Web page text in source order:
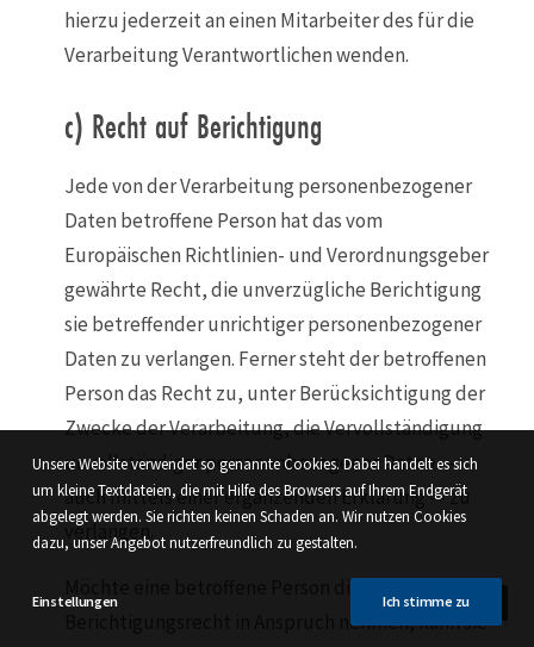
hierzu jederzeit an einen Mitarbeiter des für die
Verarbeitung Verantwortlichen wenden.
c) Recht auf Berichtigung
Jede von der Verarbeitung personenbezogener
Daten betroffene Person hat das vom
Europäischen Richtlinien- und Verordnungsgeber
gewährte Recht, die unverzügliche Berichtigung
sie betreffender unrichtiger personenbezogener
Daten zu verlangen. Ferner steht der betroffenen
Person das Recht zu, unter Berücksichtigung der
Zwecke der Verarbeitung, die Vervollständigung
unvollständiger personenbezogener Daten —
auch mittels einer ergänzenden Erklärung — zu
verlangen.
Möchte eine betroffene Person dieses
Berichtigungsrecht in Anspruch nehmen, kann sie
Unsere Website verwendet so genannte Cookies. Dabei handelt es sich
um kleine Textdateien, die mit Hilfe des Browsers auf Ihrem Endgerät
abgelegt werden. Sie richten keinen Schaden an. Wir nutzen Cookies
dazu, unser Angebot nutzerfreundlich zu gestalten.
Einstellungen Ich stimme zu